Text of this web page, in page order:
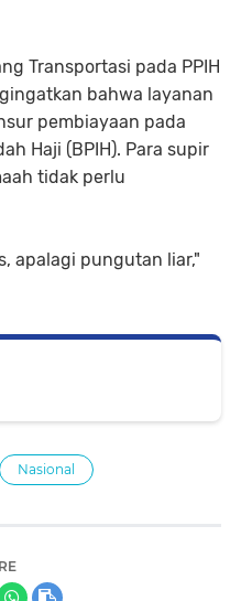
Transportasi pada PPIH
bahwa layanan
pembiayaan pada
Haji (BPIH). Para supir
tidak perlu
apalagi pungutan liar,"
Nasional